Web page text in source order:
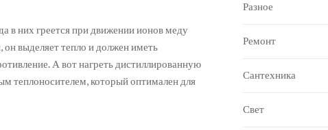
в них греется при движении ионов меду
он выделяет тепло и должен иметь
А вот нагреть дистиллированную
теплоносителем, который оптимален для
Разное
Ремонт
Сантехника
Свет